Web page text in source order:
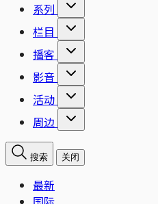
系列
栏目
播客
影音
活动
周边
搜索 关闭
最新